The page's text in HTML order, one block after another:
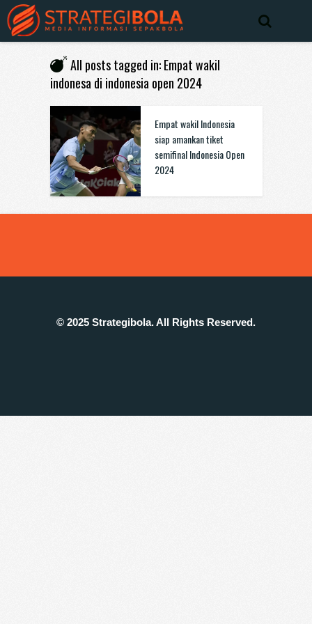
All posts tagged in: Empat wakil
indonesa di indonesia open 2024
Empat wakil Indonesia
siap amankan tiket
semifinal Indonesia Open
2024
© 2025 Strategibola. All Rights Reserved.